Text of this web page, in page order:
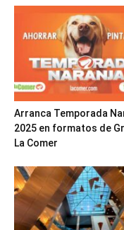
Arranca Temporada
2025 en formatos de
La Comer